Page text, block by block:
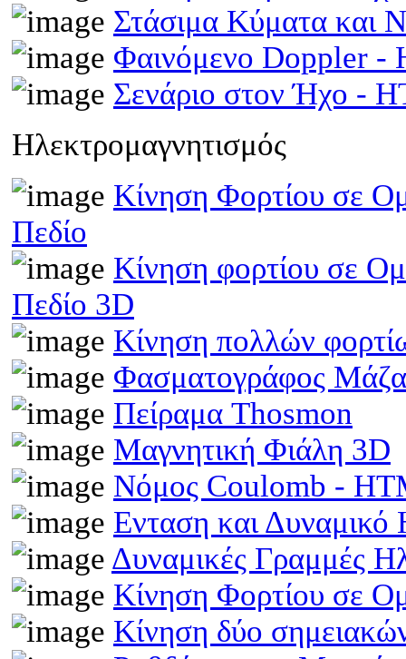
Στάσιμα Κύματα και
Φαινόμενο Doppler -
Σενάριο στον Ήχο -
Ηλεκτρομαγνητισμός
Κίνηση Φορτίου σε
Πεδίο
Κίνηση φορτίου σε
Πεδίο 3D
Κίνηση πολλών
Φασματογράφος
Πείραμα Thosmon
Μαγνητική Φιάλη 3D
Νόμος Coulomb -
Ενταση και
Δυναμικές Γραμμές
Κίνηση Φορτίου σε
Κίνηση δύο